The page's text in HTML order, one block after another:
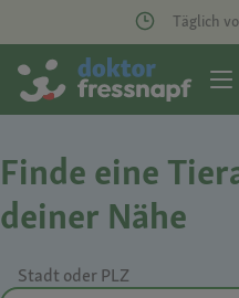
Täglich
Finde eine
deiner Nähe
Stadt oder PLZ